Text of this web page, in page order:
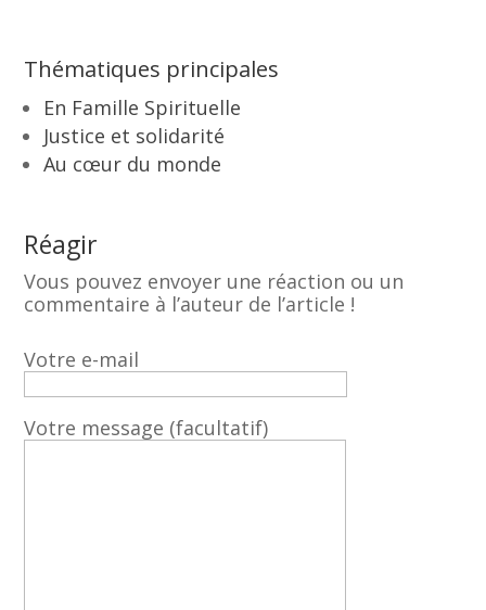
Thématiques principales
En Famille Spirituelle
Justice et solidarité
Au cœur du monde
Réagir
Vous pouvez envoyer une réaction ou un
commentaire à l’auteur de l’article !
Votre e-mail
Votre message (facultatif)